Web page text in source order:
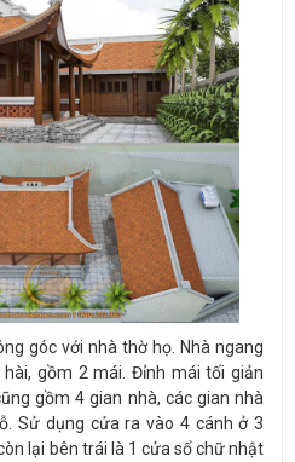
góc với nhà thờ họ. Nhà ngang
gồm 2 mái. Đỉnh mái tối giản
gồm 4 gian nhà, các gian nhà
Sử dụng cửa ra vào 4 cánh ở 3
lại bên trái là 1 cửa sổ chữ nhật